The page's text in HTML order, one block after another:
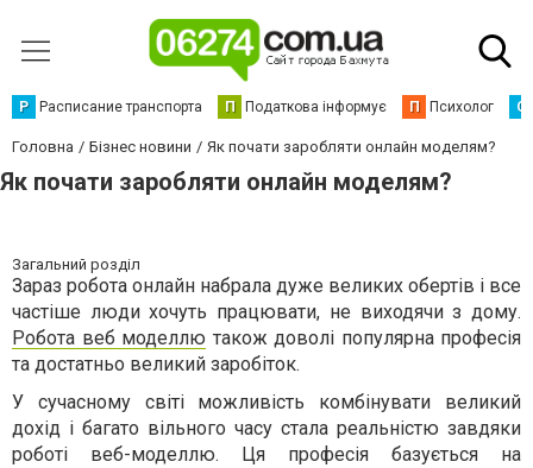
Р Расписание транспорта П Податкова інформує П Психолог С
Головна Бізнес новини Як почати заробляти онлайн моделям?
Як почати заробляти онлайн моделям?
Загальний розділ
Зараз робота онлайн набрала дуже великих обертів і все
частіше люди хочуть працювати, не виходячи з дому.
Робота веб моделлю також доволі популярна професія
та достатньо великий заробіток.
У сучасному світі можливість комбінувати великий
дохід і багато вільного часу стала реальністю завдяки
роботі веб-моделлю. Ця професія базується на